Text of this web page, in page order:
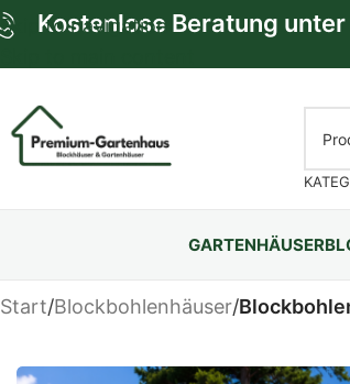
Skip to navigation
Kostenlose Beratung unter
GARTENHÄUSER
Start/Blockbohlenhäuser/